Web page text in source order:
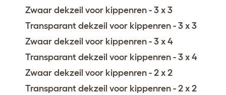
Zwaar dekzeil voor kippenren - 3 x 3
Transparant dekzeil voor kippenren - 3 x 3
Zwaar dekzeil voor kippenren - 3 x 4
Transparant dekzeil voor kippenren - 3 x 4
Zwaar dekzeil voor kippenren - 2 x 2
Transparant dekzeil voor kippenren - 2 x 2